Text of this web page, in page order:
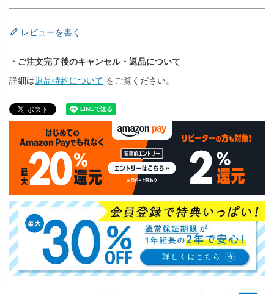
レビューを書く
・ご注文完了後のキャンセル・返品について
詳細は返品特約について をご覧ください。